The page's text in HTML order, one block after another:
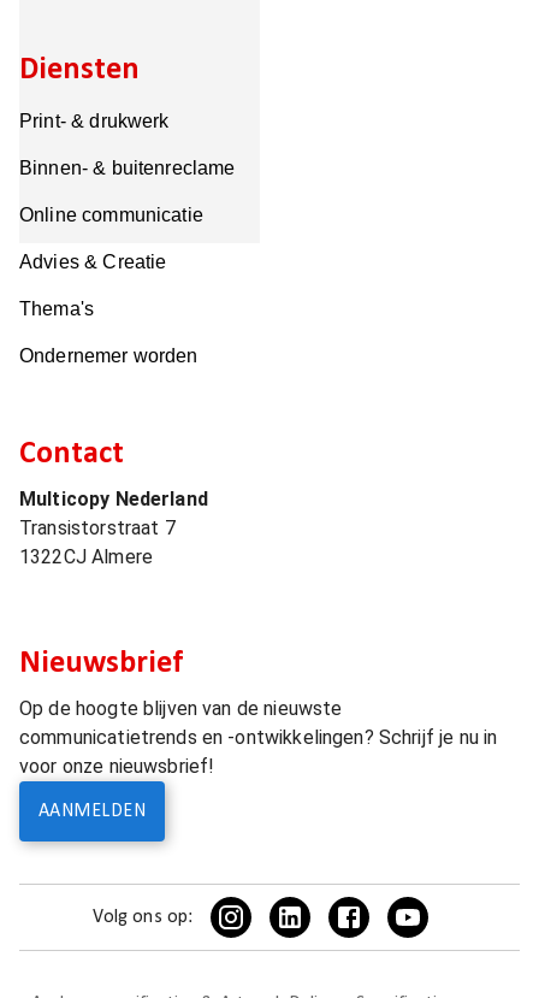
Diensten
Print- & drukwerk
Binnen- & buitenreclame
Online communicatie
Advies & Creatie
Thema's
Ondernemer worden
Contact
Multicopy Nederland
Transistorstraat 7
1322CJ Almere
Nieuwsbrief
Op de hoogte blijven van de nieuwste
communicatietrends en -ontwikkelingen? Schrijf je nu in
voor onze nieuwsbrief!
AANMELDEN
Volg ons op: